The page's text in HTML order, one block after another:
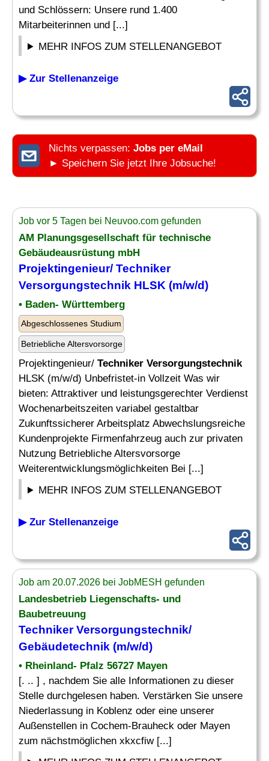
und Schlössern: Unsere rund 1.400
Mitarbeiterinnen und [...]
MEHR INFOS ZUM STELLENANGEBOT
▶ Zur Stellenanzeige
Nichts verpassen: Jobs per eMail
► Speichern Sie jetzt Ihre Jobsuche!
Job vor 5 Tagen bei Neuvoo.com gefunden
AM Planungsgesellschaft für technische
Gebäudeausrüstung mbH
Projektingenieur/ Techniker
Versorgungstechnik HLSK (m/w/d)
• Baden- Württemberg
Abgeschlossenes Studium
Betriebliche Altersvorsorge
Projektingenieur/ Techniker Versorgungstechnik
HLSK (m/w/d) Unbefristet-in Vollzeit Was wir
bieten: Attraktiver und leistungsgerechter Verdienst
Wochenarbeitszeiten variabel gestaltbar
Zukunftssicherer Arbeitsplatz Abwechslungsreiche
Kundenprojekte Firmenfahrzeug auch zur privaten
Nutzung Betriebliche Altersvorsorge
Weiterentwicklungsmöglichkeiten Bei [...]
MEHR INFOS ZUM STELLENANGEBOT
▶ Zur Stellenanzeige
Job am 20.07.2026 bei JobMESH gefunden
Landesbetrieb Liegenschafts- und
Baubetreuung
Techniker Versorgungstechnik/
Gebäudetechnik (m/w/d)
• Rheinland- Pfalz 56727 Mayen
[. .. ] , nachdem Sie alle Informationen zu dieser
Stelle durchgelesen haben. Verstärken Sie unsere
Niederlassung in Koblenz oder eine unserer
Außenstellen in Cochem-Brauheck oder Mayen
zum nächstmöglichen xkxcfiw [...]